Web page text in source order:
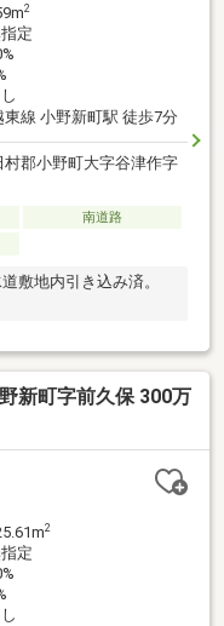
2
定
東線 小野新町駅 徒歩7分
村郡小野町大字谷津作字
南道路
敷地内引き込み済。
新町字前久保 300万
2
定